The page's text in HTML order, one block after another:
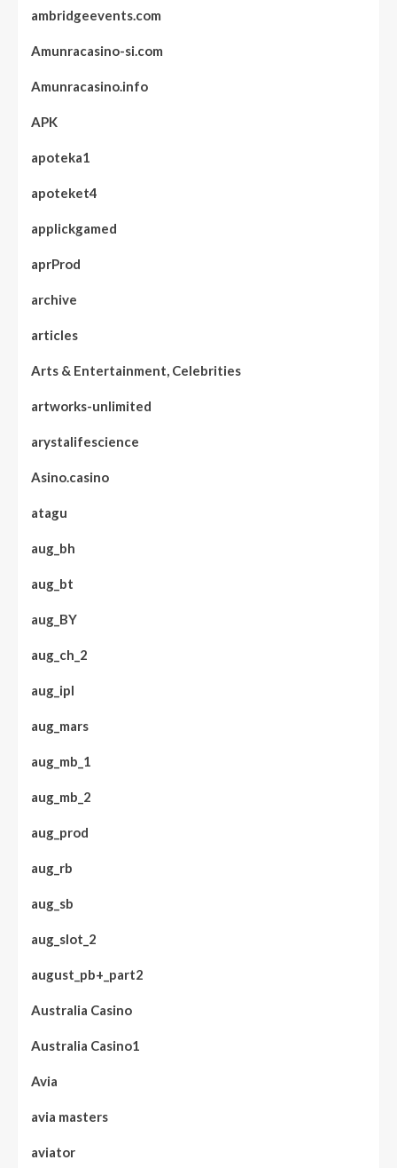
ambridgeevents.com
Amunracasino-si.com
Amunracasino.info
APK
apoteka1
apoteket4
applickgamed
aprProd
archive
articles
Arts & Entertainment, Celebrities
artworks-unlimited
arystalifescience
Asino.casino
atagu
aug_bh
aug_bt
aug_BY
aug_ch_2
aug_ipl
aug_mars
aug_mb_1
aug_mb_2
aug_prod
aug_rb
aug_sb
aug_slot_2
august_pb+_part2
Australia Casino
Australia Casino1
Avia
avia masters
aviator